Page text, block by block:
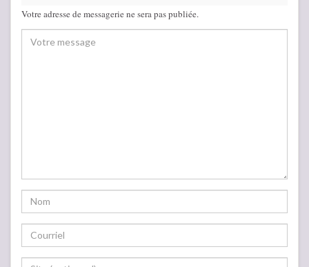
Votre adresse de messagerie ne sera pas publiée.